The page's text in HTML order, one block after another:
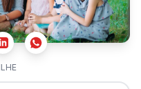
Whatsapp